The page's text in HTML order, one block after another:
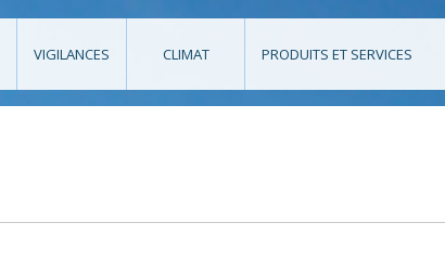
VIGILANCES CLIMAT PRODUITS ET SERVICES